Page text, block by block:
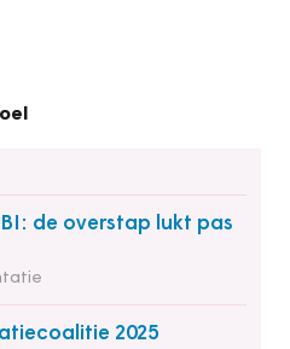
de overstap lukt pas
2025